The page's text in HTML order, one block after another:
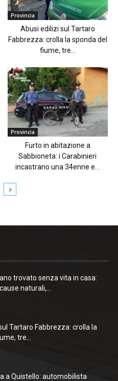
Provincia
Abusi edilizi sul Tartaro
Fabbrezza: crolla la sponda del
fiume, tre...
Provincia
Furto in abitazione a
Sabbioneta: i Carabinieri
incastrano una 34enne e...
trovato senza vita in casa:
naturali,...
Tartaro Fabbrezza: crolla la
tre...
a Quistello: automobilista